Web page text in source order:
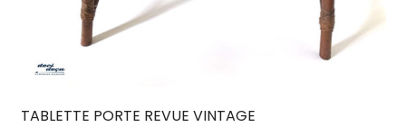
TABLETTE PORTE REVUE VINTAGE